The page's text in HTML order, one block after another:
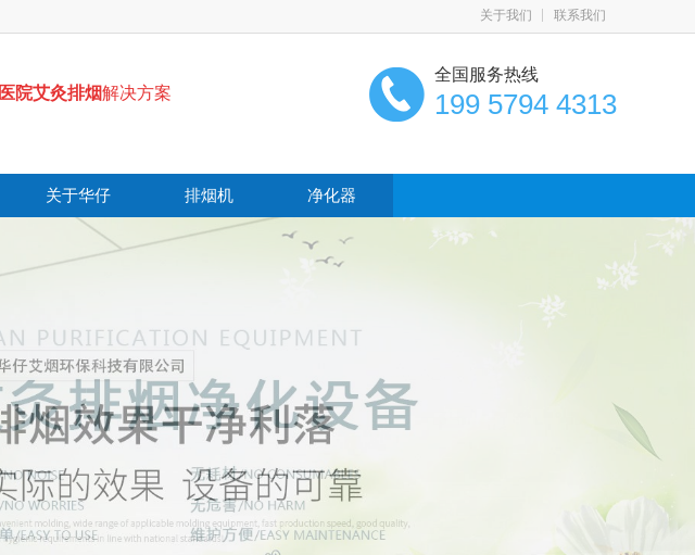
关于我们 联系我们
医院艾灸排烟解决方案
全国服务热线
199 5794 4313
关于华仔 排烟机 净化器